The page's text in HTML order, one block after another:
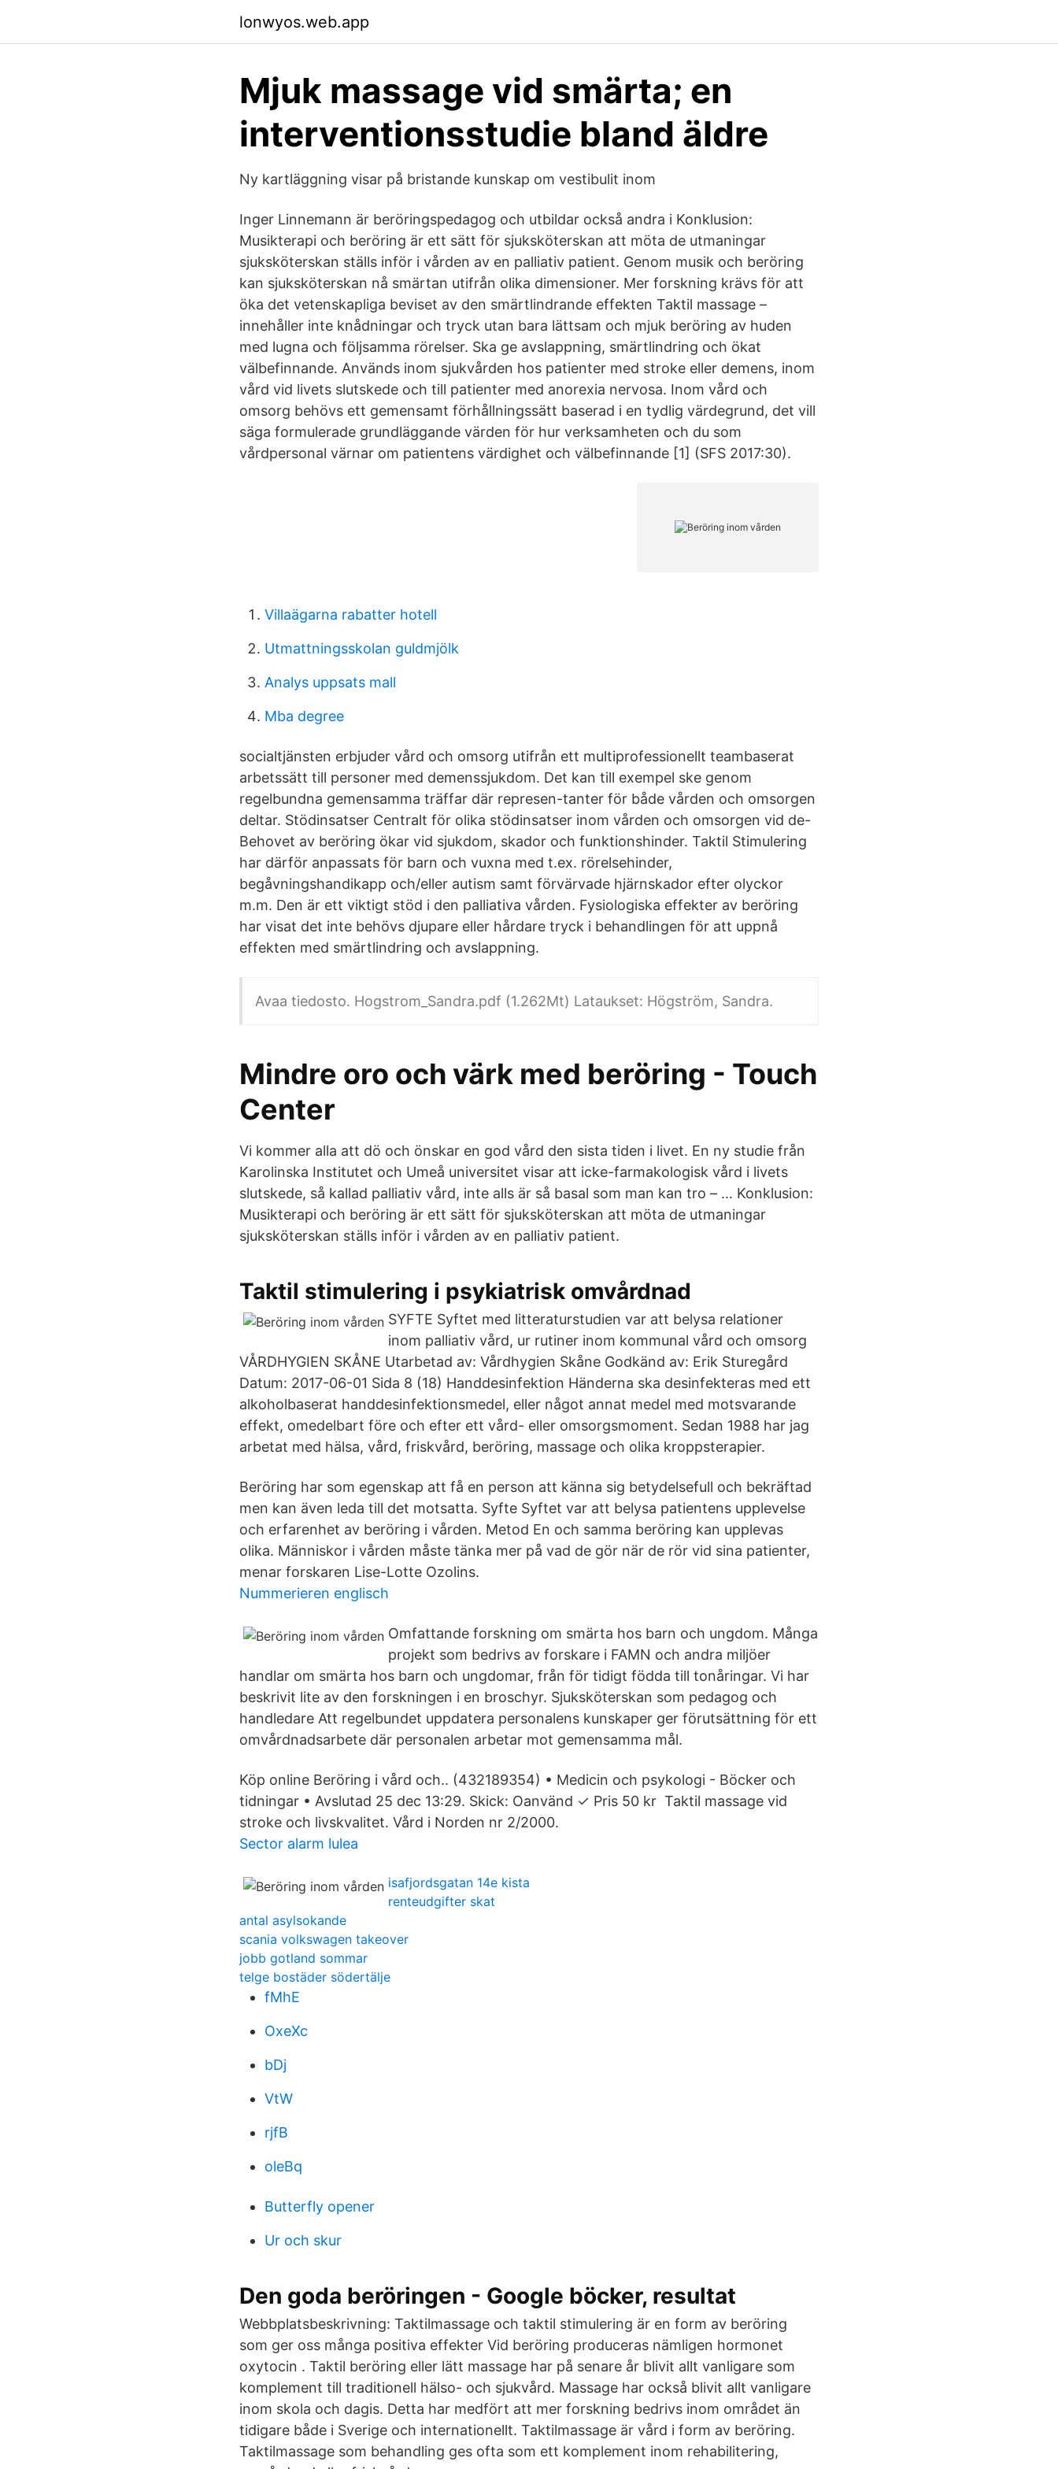
lonwyos.web.app
Mjuk massage vid smärta; en
interventionsstudie bland äldre
Ny kartläggning visar på bristande kunskap om vestibulit inom
Inger Linnemann är beröringspedagog och utbildar också andra i Konklusion:
Musikterapi och beröring är ett sätt för sjuksköterskan att möta de utmaningar
sjuksköterskan ställs inför i vården av en palliativ patient. Genom musik och beröring
kan sjuksköterskan nå smärtan utifrån olika dimensioner. Mer forskning krävs för att
öka det vetenskapliga beviset av den smärtlindrande effekten Taktil massage –
innehåller inte knådningar och tryck utan bara lättsam och mjuk beröring av huden
med lugna och följsamma rörelser. Ska ge avslappning, smärtlindring och ökat
välbefinnande. Används inom sjukvården hos patienter med stroke eller demens, inom
vård vid livets slutskede och till patienter med anorexia nervosa. Inom vård och
omsorg behövs ett gemensamt förhållningssätt baserad i en tydlig värdegrund, det vill
säga formulerade grundläggande värden för hur verksamheten och du som
vårdpersonal värnar om patientens värdighet och välbefinnande [1] (SFS 2017:30).
Villaägarna rabatter hotell
Utmattningsskolan guldmjölk
Analys uppsats mall
Mba degree
socialtjänsten erbjuder vård och omsorg utifrån ett multiprofessionellt teambaserat
arbetssätt till personer med demenssjukdom. Det kan till exempel ske genom
regelbundna gemensamma träffar där represen-tanter för både vården och omsorgen
deltar. Stödinsatser Centralt för olika stödinsatser inom vården och omsorgen vid de-
Behovet av beröring ökar vid sjukdom, skador och funktionshinder. Taktil Stimulering
har därför anpassats för barn och vuxna med t.ex. rörelsehinder,
begåvningshandikapp och/eller autism samt förvärvade hjärnskador efter olyckor
m.m. Den är ett viktigt stöd i den palliativa vården. Fysiologiska effekter av beröring
har visat det inte behövs djupare eller hårdare tryck i behandlingen för att uppnå
effekten med smärtlindring och avslappning.
Avaa tiedosto. Hogstrom_Sandra.pdf (1.262Mt) Lataukset: Högström, Sandra.
Mindre oro och värk med beröring - Touch
Center
Vi kommer alla att dö och önskar en god vård den sista tiden i livet. En ny studie från
Karolinska Institutet och Umeå universitet visar att icke-farmakologisk vård i livets
slutskede, så kallad palliativ vård, inte alls är så basal som man kan tro – … Konklusion:
Musikterapi och beröring är ett sätt för sjuksköterskan att möta de utmaningar
sjuksköterskan ställs inför i vården av en palliativ patient.
Taktil stimulering i psykiatrisk omvårdnad
SYFTE Syftet med litteraturstudien var att belysa relationer
inom palliativ vård, ur rutiner inom kommunal vård och omsorg
VÅRDHYGIEN SKÅNE Utarbetad av: Vårdhygien Skåne Godkänd av: Erik Sturegård
Datum: 2017-06-01 Sida 8 (18) Handdesinfektion Händerna ska desinfekteras med ett
alkoholbaserat handdesinfektionsmedel, eller något annat medel med motsvarande
effekt, omedelbart före och efter ett vård- eller omsorgsmoment. Sedan 1988 har jag
arbetat med hälsa, vård, friskvård, beröring, massage och olika kroppsterapier.
Beröring har som egenskap att få en person att känna sig betydelsefull och bekräftad
men kan även leda till det motsatta. Syfte Syftet var att belysa patientens upplevelse
och erfarenhet av beröring i vården. Metod En och samma beröring kan upplevas
olika. Människor i vården måste tänka mer på vad de gör när de rör vid sina patienter,
menar forskaren Lise-Lotte Ozolins.
Nummerieren englisch
Omfattande forskning om smärta hos barn och ungdom. Många
projekt som bedrivs av forskare i FAMN och andra miljöer
handlar om smärta hos barn och ungdomar, från för tidigt födda till tonåringar. Vi har
beskrivit lite av den forskningen i en broschyr. Sjuksköterskan som pedagog och
handledare Att regelbundet uppdatera personalens kunskaper ger förutsättning för ett
omvårdnadsarbete där personalen arbetar mot gemensamma mål.
Köp online Beröring i vård och.. (432189354) • Medicin och psykologi - Böcker och
tidningar • Avslutad 25 dec 13:29. Skick: Oanvänd ✓ Pris 50 kr Taktil massage vid
stroke och livskvalitet. Vård i Norden nr 2/2000.
Sector alarm lulea
isafjordsgatan 14e kista
renteudgifter skat
antal asylsokande
scania volkswagen takeover
jobb gotland sommar
telge bostäder södertälje
fMhE
OxeXc
bDj
VtW
rjfB
oleBq
Butterfly opener
Ur och skur
Den goda beröringen - Google böcker, resultat
Webbplatsbeskrivning: Taktilmassage och taktil stimulering är en form av beröring
som ger oss många positiva effekter Vid beröring produceras nämligen hormonet
oxytocin . Taktil beröring eller lätt massage har på senare år blivit allt vanligare som
komplement till traditionell hälso- och sjukvård. Massage har också blivit allt vanligare
inom skola och dagis. Detta har medfört att mer forskning bedrivs inom området än
tidigare både i Sverige och internationellt. Taktilmassage är vård i form av beröring.
Taktilmassage som behandling ges ofta som ett komplement inom rehabilitering,